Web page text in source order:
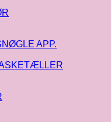
APP.